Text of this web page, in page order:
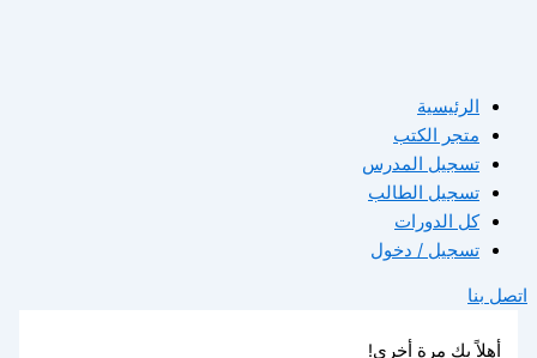
الرئيسية
متجر الكتب
تسجيل المدرس
تسجيل الطالب
كل الدورات
تسجيل / دخول
اتصل بنا
أهلاً بك مرة أخرى!